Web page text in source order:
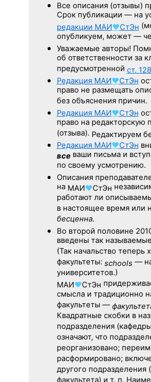
Все описания (отзывы)
Срок публикации — на
редакции МАИ♥СтЭн
опубликуем, может —
Уважаемые авторы!
об ответственности за
предусмотренной ст.
Редакция МАИ♥СтЭн
право не размещать
без объяснения причин.
Редакция МАИ♥СтЭн
право на редакторскую
(отзыва). Редактируем
Редакция МАИ♥СтЭн
всеваши письма и
по своему усмотрению.
Описания
на МАИ♥СтЭн
работают ли
в настоящее время или
бесценна.
Во второй половине
введены так называемые
(Так начальство теперь
факультеты: schools —
университетов.)
МАИ♥СтЭн
смысла и традиционно
факультеты —
Квадратные скобки в
подразделения
означают, что
реорганизовано;
расформировано;
другого подразделения